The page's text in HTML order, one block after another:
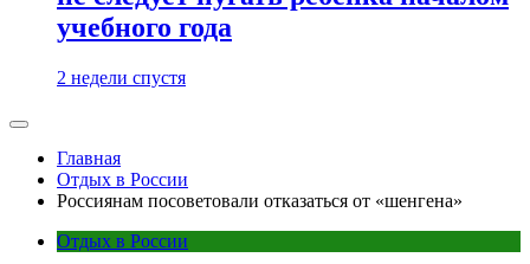
учебного года
2 недели спустя
Главная
Отдых в России
Россиянам посоветовали отказаться от «шенгена»
Отдых в России